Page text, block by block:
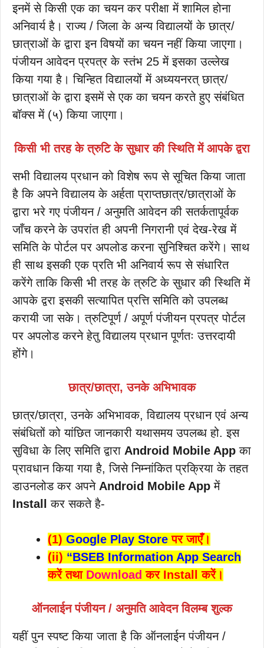
इनमें से किसी एक का चयन कर परीक्षा में शामिल होना
अनिवार्य है। राज्य / जिला के अन्य विद्यालयों के छात्र/
छात्राओं के द्वारा इन विषयों का चयन नहीं किया जाएगा।
पंजीयन आवेदन प्रपत्र के स्तंभ 25 में इसका उल्लेख
किया गया है। चिन्हित विद्यालयों में अध्ययनरत् छात्र/
छात्राओं के द्वारा इसमें से एक का चयन करते हुए संबंधित
बॉक्स में (५) किया जाएगा।
किसी भी तरह के त्रुटि के सुधार की स्थिति में आपके द्वरा
सभी विद्यालय प्रधान को विशेष रूप से सूचित किया जाता
है कि अपने विद्यालय के अर्हता प्राप्तछात्र/छात्राओं के
द्वारा भरे गए पंजीयन / अनुमति आवेदन की सतर्कतापूर्वक
जाँच करने के उपरांत ही अपनी निगरानी एवं देख-रेख में
समिति के पोर्टल पर अपलोड करना सुनिश्चित करेंगे। साथ
ही साथ इसकी एक प्रति भी अनिवार्य रूप से संधारित
करेंगे ताकि किसी भी तरह के त्रुटि के सुधार की स्थिति में
आपके द्वरा इसकी सत्यापित प्रत्ति समिति को उपलब्ध
करायी जा सके। त्रुटिपूर्ण / अपूर्ण पंजीयन प्रपत्र पोर्टल
पर अपलोड करने हेतु विद्यालय प्रधान पूर्णतः उत्तरदायी
होंगे।
छात्र/छात्रा, उनके अभिभावक
छात्र/छात्रा, उनके अभिभावक, विद्यालय प्रधान एवं अन्य
संबंधितों को यांछित जानकारी यथासमय उपलब्ध हो. इस
सुविधा के लिए समिति द्वारा Android Mobile App का
प्रावधान किया गया है, जिसे निम्नांकित प्रक्रिया के तहत
डाउनलोड कर अपने Android Mobile App में
Installकर सकते है-
(1) Google Play Store पर जाएँ।
(ii) “BSEB Information App Search
करें तथा Download कर Install करें।
ऑनलाईन पंजीयन / अनुमति आवेदन विलम्ब शुल्क
यहीं पुन स्पष्ट किया जाता है कि ऑनलाईन पंजीयन /